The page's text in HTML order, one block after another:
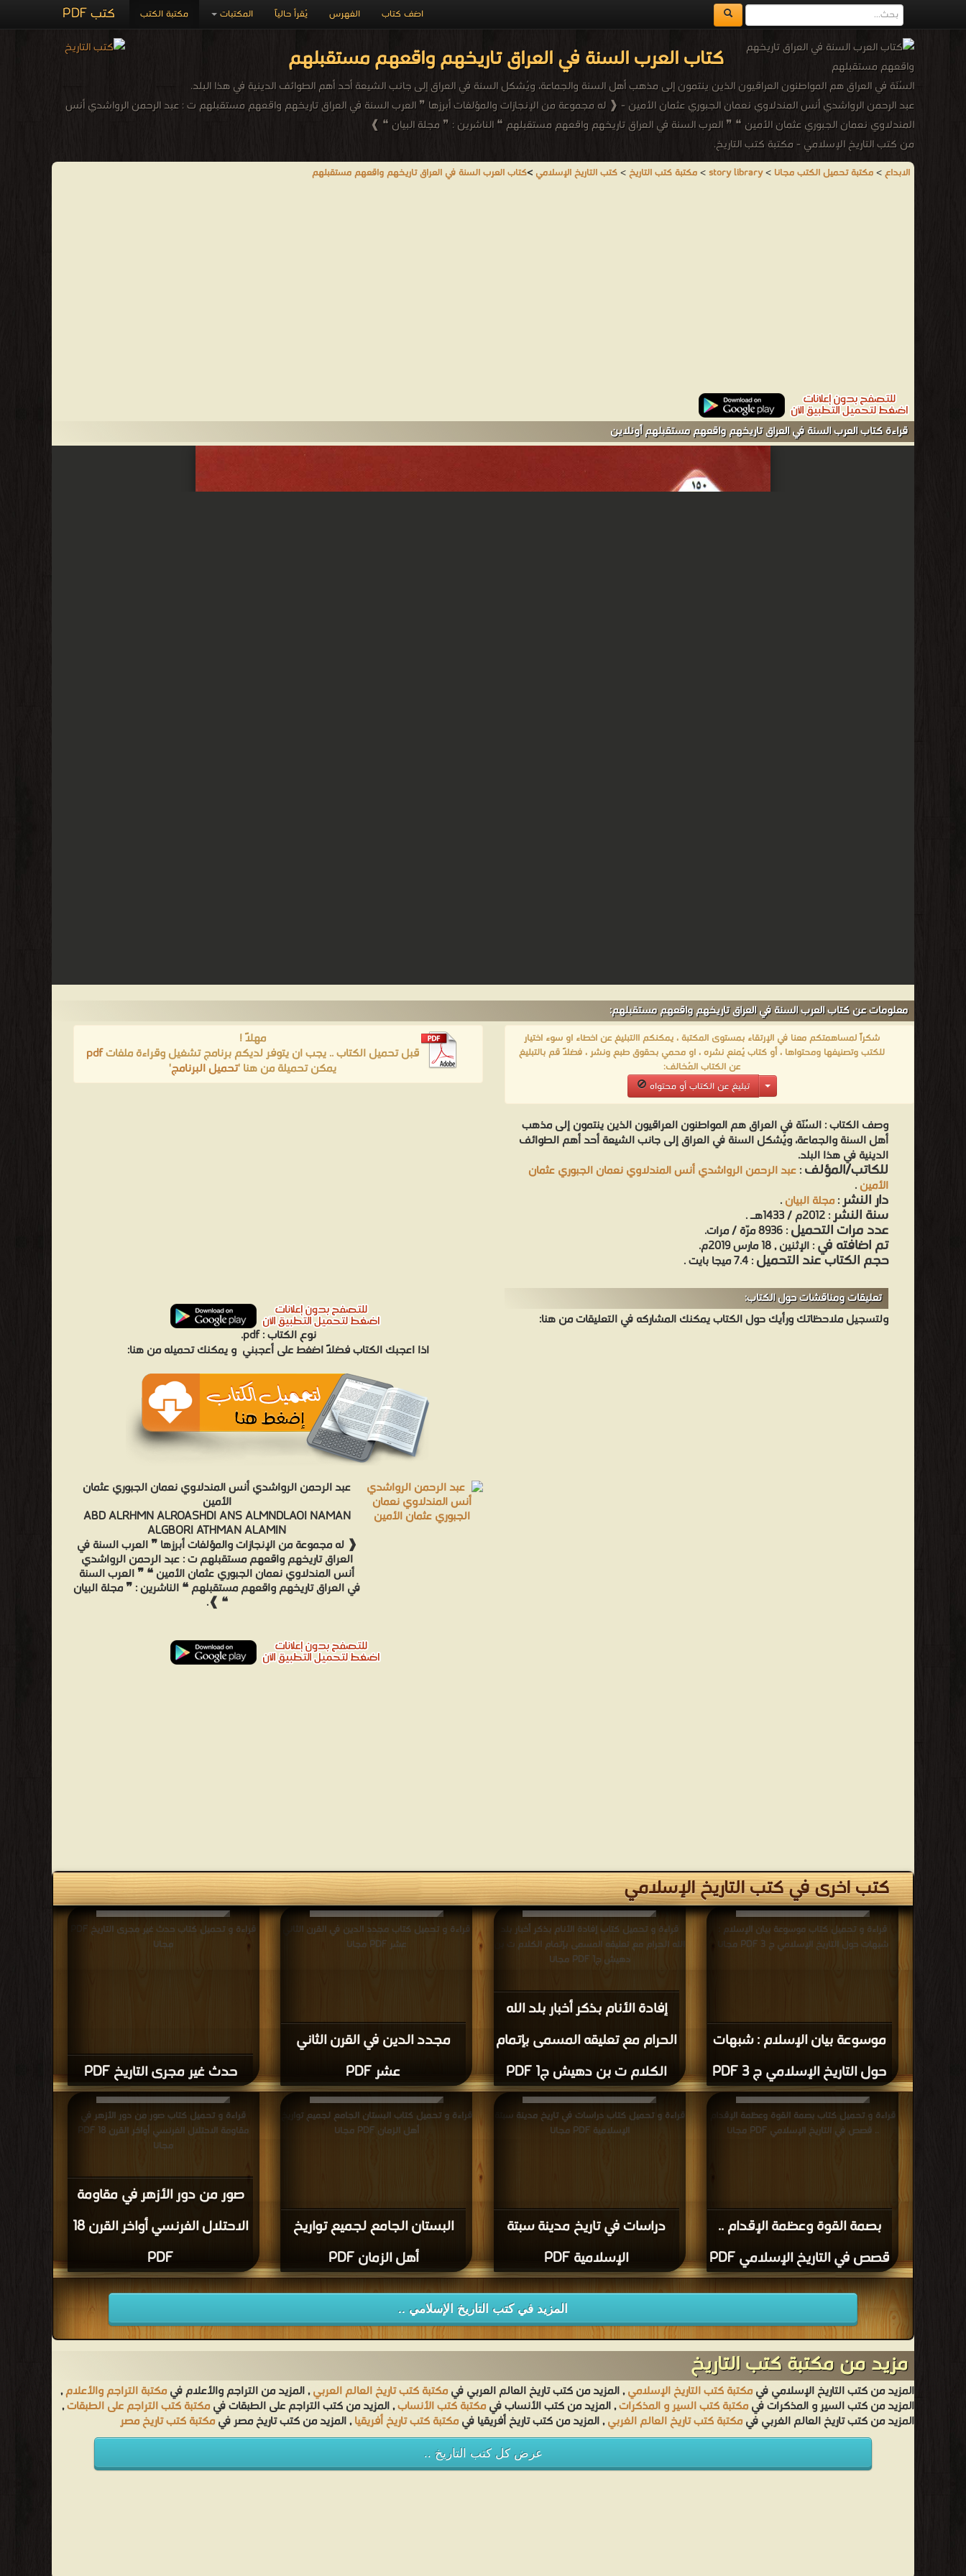
كتب PDF مكتبة الكتب المكتبات يُقرأ حالياً الفهرس اضف كتاب
كتاب العرب السنة في العراق تاريخهم واقعهم مستقبلهم
السُنَة في العراق هم المواطنون العراقيون الذين ينتمون إلى مذهب أهل السنة والجماعة، ويُشكل السنة في العراق إلى جانب الشيعة أحد أهم الطوائف الدينية في هذا البلد.
عبد الرحمن الرواشدي أنس المندلاوي نعمان الجبوري عثمان الأمين - ❰ له مجموعة من الإنجازات والمؤلفات أبرزها ❞ العرب السنة في العراق تاريخهم واقعهم مستقبلهم ت : عبد الرحمن الرواشدي أنس
المندلاوي نعمان الجبوري عثمان الأمين ❝ ❞ العرب السنة في العراق تاريخهم واقعهم مستقبلهم ❝ الناشرين : ❞ مجلة البيان ❝ ❱
من كتب التاريخ الإسلامي - مكتبة كتب التاريخ.
الابداع>مكتبة تحميل الكتب مجانا >
story library
>مكتبة كتب التاريخ>كتب التاريخ الإسلامي >كتاب العرب السنة في العراق تاريخهم واقعهم مستقبلهم
قراءة كتاب العرب السنة في العراق تاريخهم واقعهم مستقبلهم أونلاين
معلومات عن كتاب العرب السنة في العراق تاريخهم واقعهم مستقبلهم:
شكراً لمساهمتكم معنا في الإرتقاء بمستوى المكتبة ، يمكنكم االتبليغ عن اخطاء او سوء اختيار
للكتب وتصنيفها ومحتواها ، أو كتاب يُمنع نشره ، او محمي بحقوق طبع ونشر ، فضلاً قم بالتبليغ
عن الكتاب المُخالف:
تبليغ عن الكتاب أو محتواه
وصف الكتاب :السُنَة في العراق هم المواطنون العراقيون الذين ينتمون إلى مذهب
أهل السنة والجماعة، ويُشكل السنة في العراق إلى جانب الشيعة أحد أهم الطوائف
الدينية في هذا البلد.
للكاتب/المؤلف:عبد الرحمن الرواشدي أنس المندلاوي نعمان الجبوري عثمان
الأمين.
دار النشر:مجلة البيان.
سنة النشر: 2012م / 1433هـ .
عدد مرات التحميل: 8936 مرّة / مرات.
تم اضافته في: الإثنين , 18 مارس 2019م.
حجم الكتاب عند التحميل: 7.4 ميجا بايت .
تعليقات ومناقشات حول الكتاب:
ولتسجيل ملاحظاتك ورأيك حول الكتاب يمكنك المشاركه في التعليقات من هنا:
مهلاً !
قبل تحميل الكتاب .. يجب ان يتوفر لديكم برنامج تشغيل وقراءة ملفاتpdf
يمكن تحميلة من هنا 'تحميل البرنامج'
نوع الكتاب :pdf.
اذا اعجبك الكتاب فضلاً اضغط على أعجبني و يمكنك تحميله من هنا:
عبد الرحمن الرواشدي أنس المندلاوي نعمان الجبوري عثمان
الأمين
ABD ALRHMN ALROASHDI ANS ALMNDLAOI NAMAN
ALGBORI ATHMAN ALAMIN
❰ له مجموعة من الإنجازات والمؤلفات أبرزها ❞ العرب السنة في
العراق تاريخهم واقعهم مستقبلهم ت : عبد الرحمن الرواشدي
أنس المندلاوي نعمان الجبوري عثمان الأمين ❝ ❞ العرب السنة
في العراق تاريخهم واقعهم مستقبلهم ❝ الناشرين : ❞ مجلة البيان
❝ ❱.
كتب اخرى في كتب التاريخ الإسلامي
حدث غير مجرى التاريخ PDF
قراءة و تحميل كتاب حدث غير مجرى التاريخ PDF
مجانا
مجدد الدين في القرن الثاني
عشر PDF
قراءة و تحميل كتاب مجدد الدين في القرن الثاني
عشر PDF مجانا
إفادة الأنام بذكر أخبار بلد الله
الحرام مع تعليقه المسمى بإتمام
الكلام ت بن دهيش ج1 PDF
قراءة و تحميل كتاب إفادة الأنام بذكر أخبار بلد
الله الحرام مع تعليقه المسمى بإتمام الكلام ت بن
دهيش ج1 PDF مجانا
موسوعة بيان الإسلام : شبهات
حول التاريخ الإسلامي ج 3 PDF
قراءة و تحميل كتاب موسوعة بيان الإسلام :
شبهات حول التاريخ الإسلامي ج 3 PDF مجانا
صور من دور الأزهر في مقاومة
الاحتلال الفرنسي أواخر القرن 18
PDF
قراءة و تحميل كتاب صور من دور الأزهر في
مقاومة الاحتلال الفرنسي أواخر القرن 18 PDF
مجانا
البستان الجامع لجميع تواريخ
أهل الزمان PDF
قراءة و تحميل كتاب البستان الجامع لجميع تواريخ
أهل الزمان PDF مجانا
دراسات في تاريخ مدينة سبتة
الإسلامية PDF
قراءة و تحميل كتاب دراسات في تاريخ مدينة سبتة
الإسلامية PDF مجانا
بصمة القوة وعظمة الإقدام ..
قصص في التاريخ الإسلامي PDF
قراءة و تحميل كتاب بصمة القوة وعظمة الإقدام
.. قصص في التاريخ الإسلامي PDF مجانا
المزيد في كتب التاريخ الإسلامي ..
مزيد من مكتبة كتب التاريخ
المزيد من كتب التاريخ الإسلامي فيمكتبة كتب التاريخ الإسلامي, المزيد من كتب تاريخ العالم العربي فيمكتبة كتب تاريخ العالم العربي, المزيد من التراجم والأعلام فيمكتبة التراجم والأعلام,
المزيد من كتب السير و المذكرات فيمكتبة كتب السير و المذكرات, المزيد من كتب الأنساب فيمكتبة كتب الأنساب, المزيد من كتب التراجم على الطبقات فيمكتبة كتب التراجم على الطبقات,
المزيد من كتب تاريخ العالم الغربي فيمكتبة كتب تاريخ العالم الغربي, المزيد من كتب تاريخ أفريقيا فيمكتبة كتب تاريخ أفريقيا, المزيد من كتب تاريخ مصر فيمكتبة كتب تاريخ مصر
عرض كل كتب التاريخ ..